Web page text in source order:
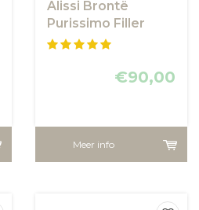
Alissi Brontë
Purissimo Filler
Serum
€90,00
Meer info